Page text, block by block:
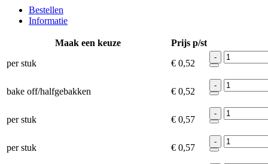
Bestellen
Informatie
Maak een keuze
Prijs p/st
per stuk
€ 0,52
-
bake off/halfgebakken € 0,52
-
per stuk € 0,57
-
per stuk € 0,57
-